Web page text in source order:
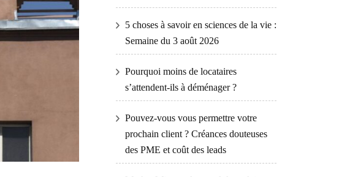
5 choses à savoir en sciences de la vie :
Semaine du 3 août 2026
Pourquoi moins de locataires
s’attendent-ils à déménager ?
Pouvez-vous vous permettre votre
prochain client ? Créances douteuses
des PME et coût des leads